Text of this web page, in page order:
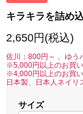
キラキラを詰め
2,650円(税込)
佐川：800円～ 、ゆう
※5,000円以上のお買
※4,000円以上のお買
日本製、日本人ネイリ
サイズ